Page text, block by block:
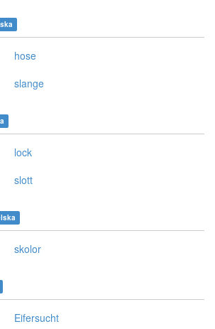
hose
slange
lock
slott
skolor
Eifersucht